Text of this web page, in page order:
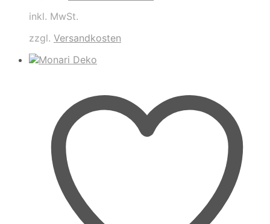
inkl. MwSt.
zzgl. Versandkosten